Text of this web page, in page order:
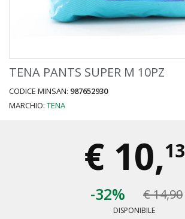
TENA PANTS SUPER M 10PZ
CODICE MINSAN: 987652930
MARCHIO: TENA
€ 10,13
-32% € 14,90
DISPONIBILE